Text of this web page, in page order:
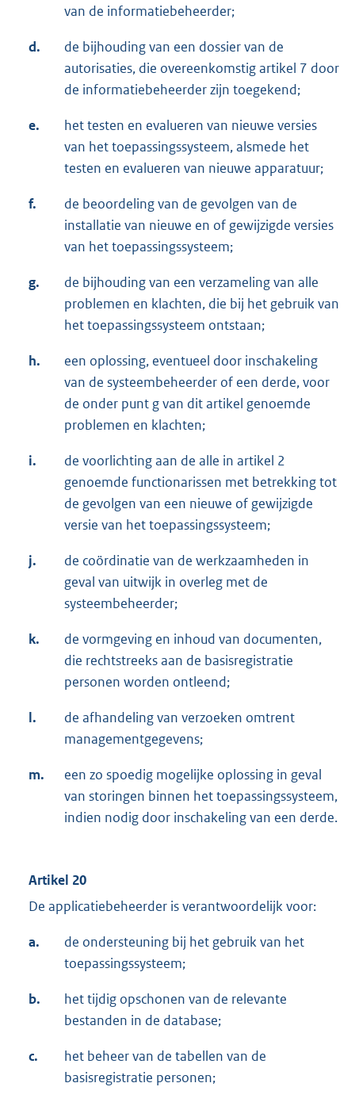
van de informatiebeheerder;
d.
de bijhouding van een dossier van de
autorisaties, die overeenkomstig artikel 7 door
de informatiebeheerder zijn toegekend;
e.
het testen en evalueren van nieuwe versies
van het toepassingssysteem, alsmede het
testen en evalueren van nieuwe apparatuur;
f.
de beoordeling van de gevolgen van de
installatie van nieuwe en of gewijzigde versies
van het toepassingssysteem;
g.
de bijhouding van een verzameling van alle
problemen en klachten, die bij het gebruik van
het toepassingssysteem ontstaan;
h.
een oplossing, eventueel door inschakeling
van de systeembeheerder of een derde, voor
de onder punt g van dit artikel genoemde
problemen en klachten;
i.
de voorlichting aan de alle in artikel 2
genoemde functionarissen met betrekking tot
de gevolgen van een nieuwe of gewijzigde
versie van het toepassingssysteem;
j.
de coördinatie van de werkzaamheden in
geval van uitwijk in overleg met de
systeembeheerder;
k.
de vormgeving en inhoud van documenten,
die rechtstreeks aan de basisregistratie
personen worden ontleend;
l.
de afhandeling van verzoeken omtrent
managementgegevens;
m.
een zo spoedig mogelijke oplossing in geval
van storingen binnen het toepassingssysteem,
indien nodig door inschakeling van een derde.
Artikel 20
De applicatiebeheerder is verantwoordelijk voor:
a.
de ondersteuning bij het gebruik van het
toepassingssysteem;
b.
het tijdig opschonen van de relevante
bestanden in de database;
c.
het beheer van de tabellen van de
basisregistratie personen;